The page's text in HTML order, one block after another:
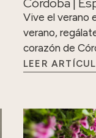
Córdoba |
Vive el verano
verano,
corazón de
LEER